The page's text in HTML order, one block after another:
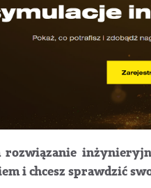
rozwiązanie
i chcesz sprawdzić